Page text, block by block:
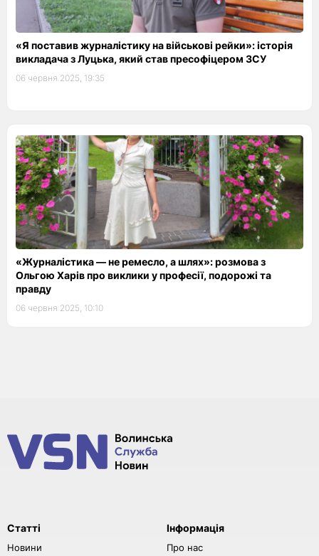
«Я поставив журналістику на військові рейки»: історія
викладача з Луцька, який став пресофіцером ЗСУ
06 червня 2025, 19:35
«Журналістика — не ремесло, а шлях»: розмова з
Ольгою Харів про виклики у професії, подорожі та
правду
06 червня 2025, 10:10
Статті
Новини
Інформація
Про нас